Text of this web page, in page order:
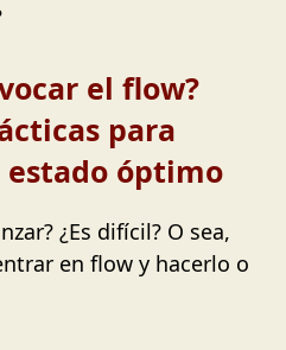
el flow?
para
óptimo
¿Es difícil? O sea,
en flow y hacerlo o